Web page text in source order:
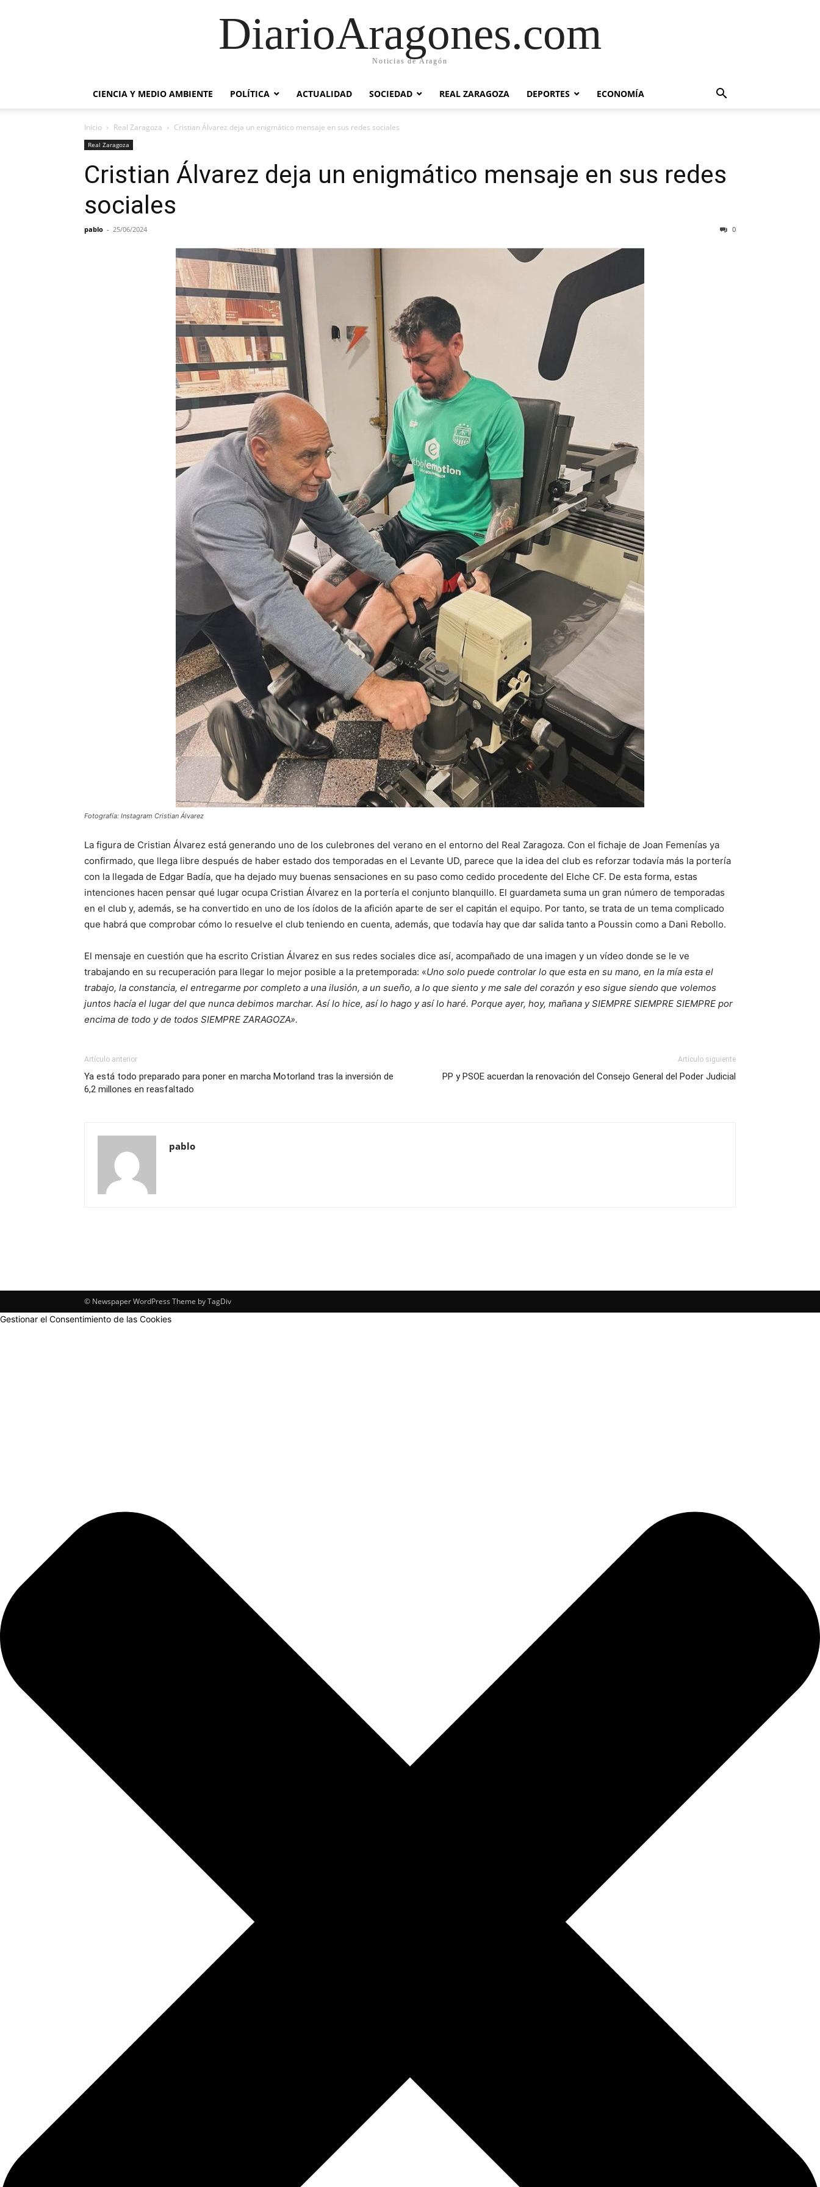
DiarioAragones.com
Noticias de Aragón
CIENCIA Y MEDIO AMBIENTE POLÍTICA ACTUALIDAD SOCIEDAD REAL ZARAGOZA DEPORTES ECONOMÍA
Inicio Real Zaragoza Cristian Álvarez deja un enigmático mensaje en sus redes sociales
Real Zaragoza
Cristian Álvarez deja un enigmático mensaje en sus redes
sociales
pablo - 25/06/2024 0
Fotografía: Instagram Cristian Álvarez
La figura de Cristian Álvarez está generando uno de los culebrones del verano en el entorno del Real Zaragoza. Con el fichaje de Joan Femenías ya
confirmado, que llega libre después de haber estado dos temporadas en el Levante UD, parece que la idea del club es reforzar todavía más la portería
con la llegada de Edgar Badía, que ha dejado muy buenas sensaciones en su paso como cedido procedente del Elche CF. De esta forma, estas
intenciones hacen pensar qué lugar ocupa Cristian Álvarez en la portería el conjunto blanquillo. El guardameta suma un gran número de temporadas
en el club y, además, se ha convertido en uno de los ídolos de la afición aparte de ser el capitán el equipo. Por tanto, se trata de un tema complicado
que habrá que comprobar cómo lo resuelve el club teniendo en cuenta, además, que todavía hay que dar salida tanto a Poussin como a Dani Rebollo.
El mensaje en cuestión que ha escrito Cristian Álvarez en sus redes sociales dice así, acompañado de una imagen y un vídeo donde se le ve
trabajando en su recuperación para llegar lo mejor posible a la pretemporada: «Uno solo puede controlar lo que esta en su mano, en la mía esta el
trabajo, la constancia, el entregarme por completo a una ilusión, a un sueño, a lo que siento y me sale del corazón y eso sigue siendo que volemos
juntos hacía el lugar del que nunca debimos marchar. Así lo hice, así lo hago y así lo haré. Porque ayer, hoy, mañana y SIEMPRE SIEMPRE SIEMPRE por
encima de todo y de todos SIEMPRE ZARAGOZA».
Artículo anterior
Ya está todo preparado para poner en marcha Motorland tras la inversión de
6,2 millones en reasfaltado
Artículo siguiente
PP y PSOE acuerdan la renovación del Consejo General del Poder Judicial
pablo
© Newspaper WordPress Theme by TagDiv
Gestionar el Consentimiento de las Cookies